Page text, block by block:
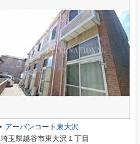
アーバンコート東大沢
埼玉県越谷市東大沢１丁目